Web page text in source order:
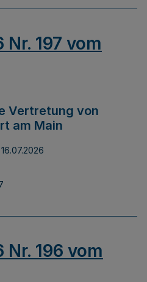
197 vom
Vertretung von
am Main
16.07.2026
Nr. 196 vom